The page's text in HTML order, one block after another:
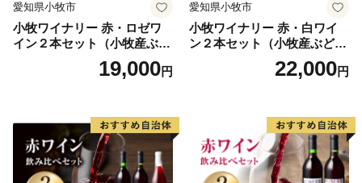
また、上記の手段としては、電子メールの配信やパンフ
レット等の郵送をさせていただく場合がございます。
したら、都城市ふるさと納税担当(0986-58-7727、
愛知県小牧市
小牧ワイナリー 赤・ロゼワ
イン２本セット（小牧産ぶど
19,000円
愛知県小牧市
小牧ワイナリー 赤・白ワイ
ン２本セット（小牧産ぶどう
22,000円